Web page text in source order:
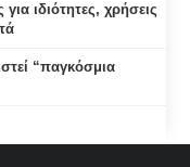
ιδιότητες, χρήσεις
“παγκόσμια